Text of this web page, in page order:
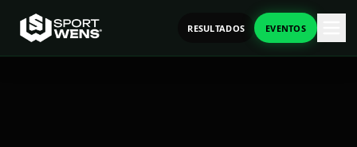
RESULTADOS EVENTOS